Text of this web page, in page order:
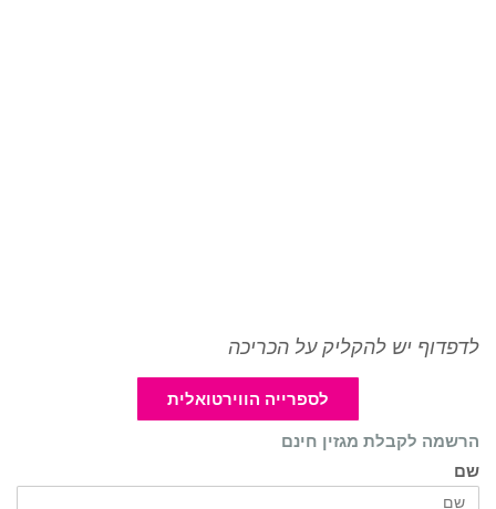
לדפדוף יש להקליק על הכריכה
לספרייה הווירטואלית
הרשמה לקבלת מגזין חינם
שם